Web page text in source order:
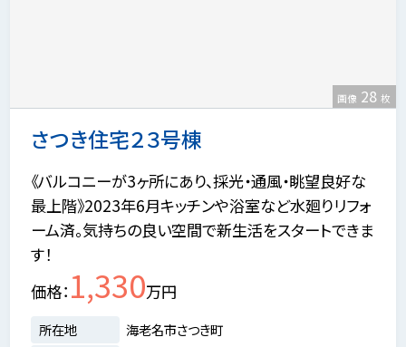
さつき住宅２３号棟
画像 28 枚
《バルコニーが3ヶ所にあり、採光・通風・眺望良好な
最上階》2023年6月キッチンや浴室など水廻りリフォ
ーム済。気持ちの良い空間で新生活をスタートできま
す！
価格 1,330万円
所在地
海老名市さつき町